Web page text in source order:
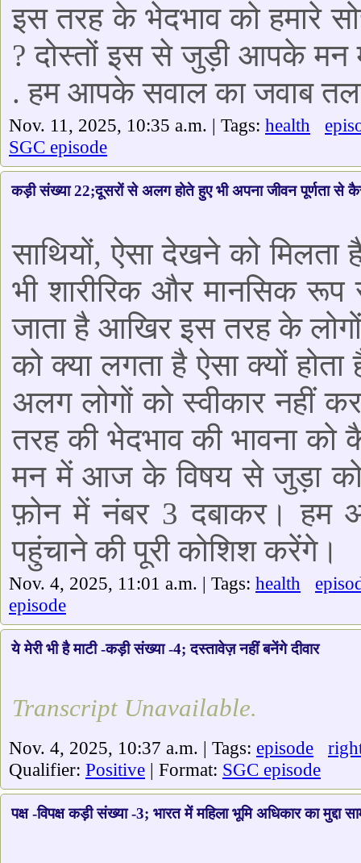
इस तरह के भेदभाव को हमारे
? दोस्तों इस से जुड़ी आपके मन
. हम आपके सवाल का जवाब
Nov. 11, 2025, 10:35 a.m. | Tags: health
SGC episode
कड़ी संख्या 22;दूसरों से अलग होते हुए भी अपना जीवन पूर्णता से
साथियों, ऐसा देखने को
भी शारीरिक और मानसिक
जाता है आखिर इस तरह के
को क्या लगता है ऐसा क्यों
अलग लोगों को स्वीकार नहीं
तरह की भेदभाव की भावना
मन में आज के विषय से जुड़ा
फ़ोन में नंबर 3 दबाकर।
पहुंचाने की पूरी कोशिश करेंगे।
Nov. 4, 2025, 11:01 a.m. | Tags: health
episode
ये मेरी भी है माटी -कड़ी संख्या -4; दस्तावेज़ नहीं बनेंगे दीवार
Transcript Unavailable.
Nov. 4, 2025, 10:37 a.m. | Tags: episode
Qualifier: Positive | Format: SGC episode
पक्ष -विपक्ष कड़ी संख्या -3; भारत में महिला भूमि अधिकार का मुद्दा